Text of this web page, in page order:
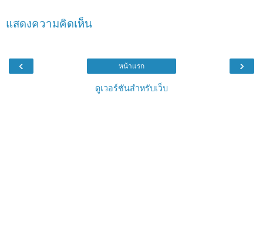
แสดงความคิดเห็น
‹ ›
หน้าแรก
ดูเวอร์ชันสำหรับเว็บ